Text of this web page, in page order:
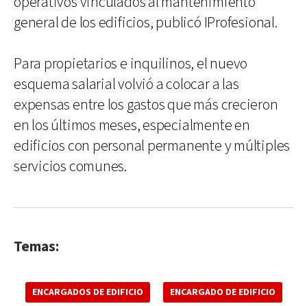
general de los edificios, publicó IProfesional.
Para propietarios e inquilinos, el nuevo
esquema salarial volvió a colocar a las
expensas entre los gastos que más crecieron
en los últimos meses, especialmente en
edificios con personal permanente y múltiples
servicios comunes.
Temas:
ENCARGADOS DE EDIFICIO ENCARGADO DE EDIFICIO